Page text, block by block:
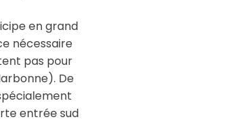
en grand
nécessaire
pas pour
De
entrée sud